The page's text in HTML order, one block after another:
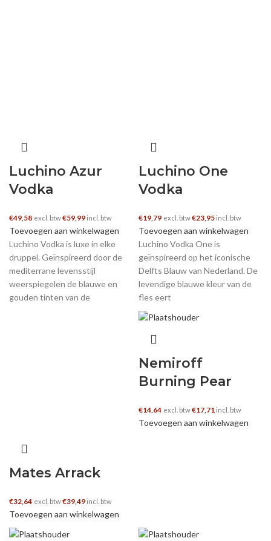
Luchino Azur
Vodka
€49,58 excl. btw€59,99 incl. btw
Toevoegen aan winkelwagen
Luchino Vodka is luxe in elke
druppel. Geïnspireerd door de
mediterrane levensstijl
weerspiegelen de blauwe en
gouden tinten van de
Luchino One
Vodka
€19,79 excl. btw€23,95 incl. btw
Toevoegen aan winkelwagen
Luchino Vodka One is
geïnspireerd op het iconische
Delfts Blauw van Nederland. De
levendige blauwe kleur van de
fles eert
Mates Arrack
€32,64 excl. btw€39,49 incl. btw
Toevoegen aan winkelwagen
Nemiroff
Burning Pear
€14,64 excl. btw€17,71 incl. btw
Toevoegen aan winkelwagen